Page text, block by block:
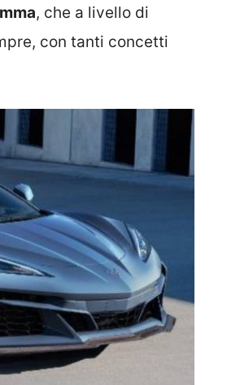
, che a livello di
con tanti concetti